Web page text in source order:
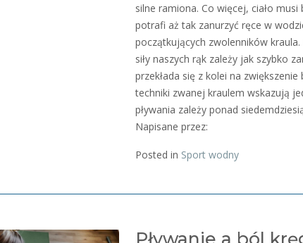
silne ramiona. Co więcej, ciało
potrafi aż tak zanurzyć ręce w
początkujących zwolenników
siły naszych rąk zależy jak szybko
przekłada się z kolei na
techniki zwanej kraulem wskazują
pływania zależy ponad
Napisane przez:
Posted in Sport wodny
Pływanie a ból